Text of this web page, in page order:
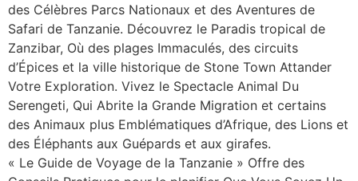
des Célèbres Parcs Nationaux et des Aventures de
Safari de Tanzanie. Découvrez le Paradis tropical de
Zanzibar, Où des plages Immaculés, des circuits
d’Épices et la ville historique de Stone Town Attander
Votre Exploration. Vivez le Spectacle Animal Du
Serengeti, Qui Abrite la Grande Migration et certains
des Animaux plus Emblématiques d’Afrique, des Lions et
des Éléphants aux Guépards et aux girafes.
« Le Guide de Voyage de la Tanzanie » Offre des